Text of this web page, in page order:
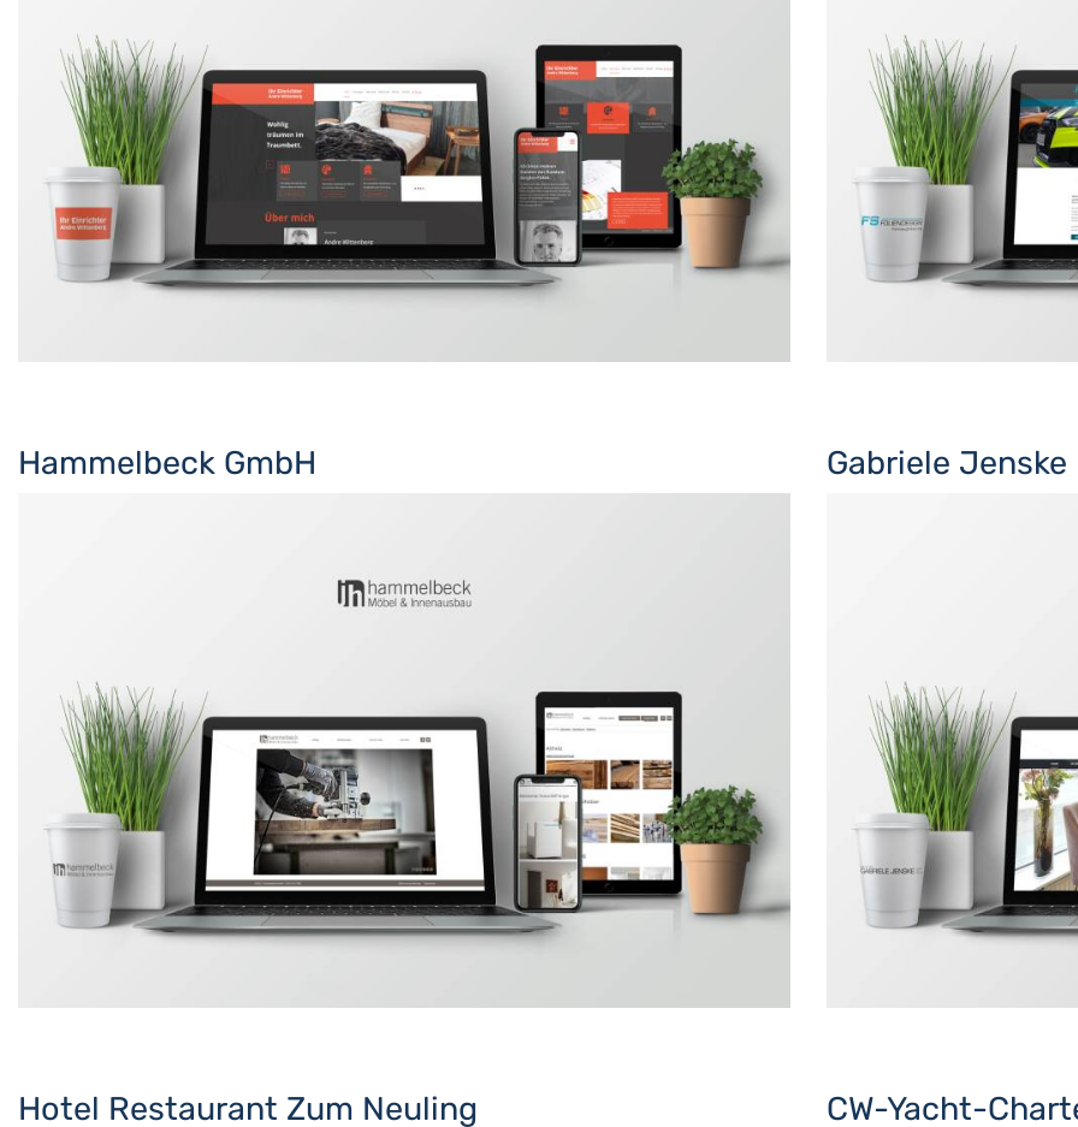
Hammelbeck GmbH Gabriele Jenske
Hotel Restaurant Zum Neuling CW-Yacht-